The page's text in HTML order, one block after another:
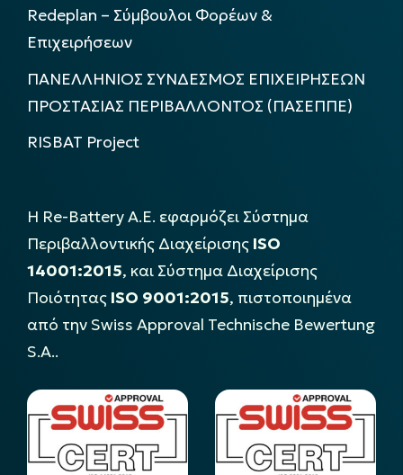
Redeplan – Σύμβουλοι Φορέων &
Επιχειρήσεων
ΠΑΝΕΛΛΗΝΙΟΣ ΣΥΝΔΕΣΜΟΣ ΕΠΙΧΕΙΡΗΣΕΩΝ
ΠΡΟΣΤΑΣΙΑΣ ΠΕΡΙΒΑΛΛΟΝΤΟΣ (ΠΑΣΕΠΠΕ)
RISBAT Project
Η Re-Battery Α.Ε. εφαρμόζει Σύστημα
Περιβαλλοντικής Διαχείρισης ISO
14001:2015, και Σύστημα Διαχείρισης
Ποιότητας ISO 9001:2015, πιστοποιημένα
από την Swiss Approval Technische Bewertung
S.A..